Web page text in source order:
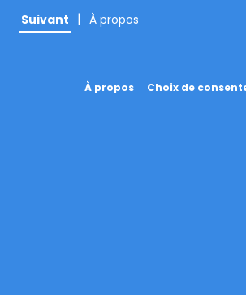
Suivant | À propos
À propos Choix de